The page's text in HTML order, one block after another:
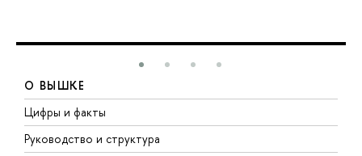
О ВЫШКЕ
Цифры и факты
Руководство и структура